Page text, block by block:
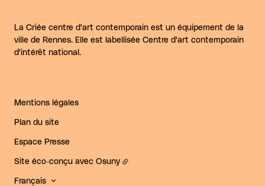
La Criée centre d'art contemporain est un équipement de la
ville de Rennes. Elle est labellisée Centre d'art contemporain
d'intérêt national.
Mentions légales
Plan du site
Espace Presse
Site éco-conçu avec Osuny
Français